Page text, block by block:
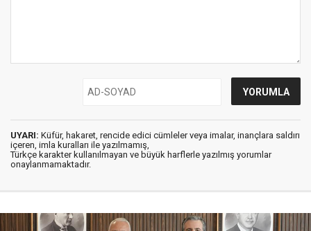
UYARI: Küfür, hakaret, rencide edici cümleler veya imalar, inançlara saldırı
içeren, imla kuralları ile yazılmamış,
Türkçe karakter kullanılmayan ve büyük harflerle yazılmış yorumlar
onaylanmamaktadır.